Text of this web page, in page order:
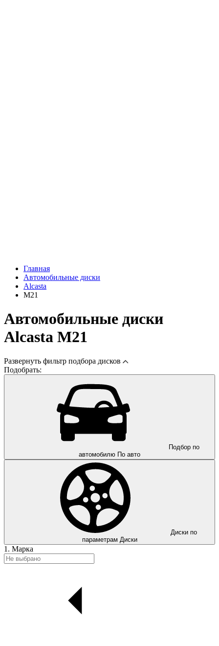
Главная
Автомобильные диски
Alcasta
M21
Автомобильные диски
Alcasta M21
Развернуть фильтр подбора дисков
Подобрать:
Подбор по
автомобилю По авто
Диски по
параметрам Диски
1. Марка